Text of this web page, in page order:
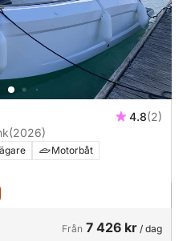
4.8(2)
60hk(2026)
Motorbåt
Från 7 426 kr / dag